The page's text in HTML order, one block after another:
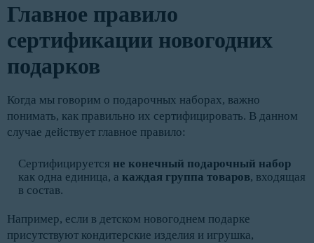
Главное правило
сертификации новогодних
подарков
Когда мы говорим о подарочных наборах, важно
понимать, как правильно их сертифицировать. В данном
случае действует главное правило:
Сертифицируется не конечный подарочный набор
как одна единица, а каждая группа товаров, входящая
в состав.
Например, если в детском новогоднем подарке
присутствуют кондитерские изделия и игрушка,